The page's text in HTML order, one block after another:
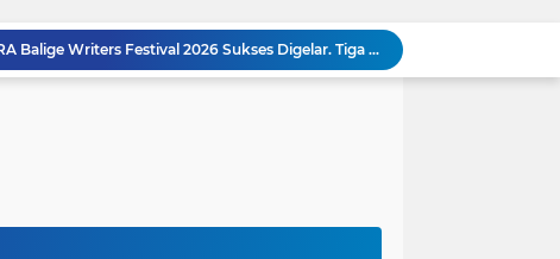
MEMBACA SUMATERA Balige Writers Festival 2026 Sukses Digelar. Tiga Hari Merawat Literasi, Budaya, dan Masa Depan Danau Toba
Dalam Rangka HUT RI ke-81 dan Hari Jadi ke-61 Tanjab Barat Bupati Tanjab Barat Secara Resmi Membukaan Lomba Domino